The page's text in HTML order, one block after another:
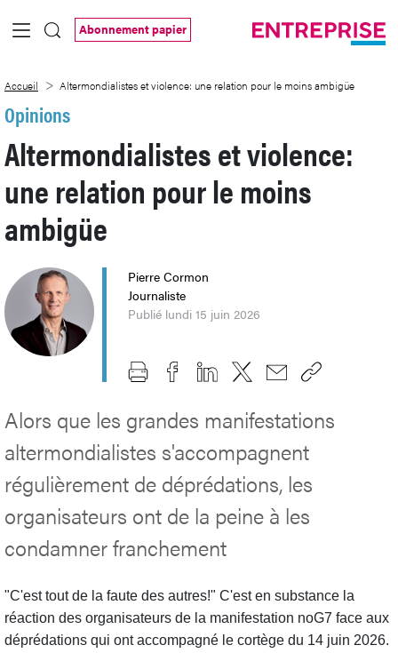
Saut au contenu principal
Abonnement papier
Accueil Altermondialistes et violence: une relation pour le moins ambigüe
Opinions
Altermondialistes et violence:
une relation pour le moins
ambigüe
Pierre Cormon
Journaliste
Publié lundi 15 juin 2026
Alors que les grandes manifestations
altermondialistes s'accompagnent
régulièrement de déprédations, les
organisateurs ont de la peine à les
condamner franchement
"C'est tout de la faute des autres!" C'est en substance la
réaction des organisateurs de la manifestation noG7 face aux
déprédations qui ont accompagné le cortège du 14 juin 2026.